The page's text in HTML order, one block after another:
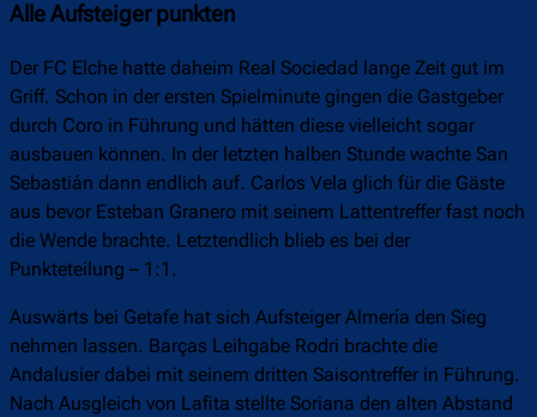
Alle Aufsteiger punkten
Der FC Elche hatte daheim Real Sociedad lange Zeit gut im
Griff. Schon in der ersten Spielminute gingen die Gastgeber
durch Coro in Führung und hätten diese vielleicht sogar
ausbauen können. In der letzten halben Stunde wachte San
Sebastián dann endlich auf. Carlos Vela glich für die Gäste
aus bevor Esteban Granero mit seinem Lattentreffer fast noch
die Wende brachte. Letztendlich blieb es bei der
Punkteteilung – 1:1.
Auswärts bei Getafe hat sich Aufsteiger Almería den Sieg
nehmen lassen. Barças Leihgabe Rodri brachte die
Andalusier dabei mit seinem dritten Saisontreffer in Führung.
Nach Ausgleich von Lafita stellte Soriana den alten Abstand